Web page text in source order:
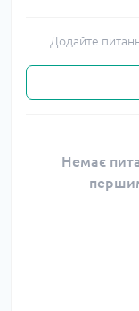
Додайте
Немає